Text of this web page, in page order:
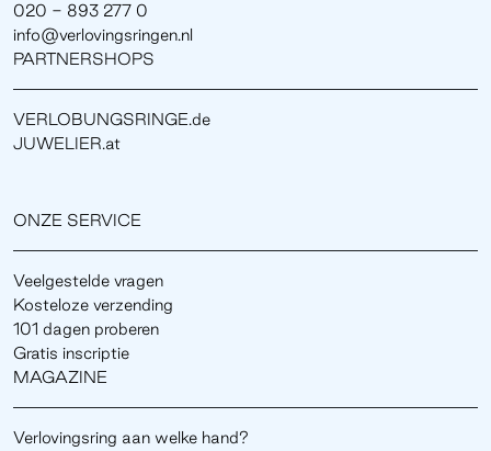
020 - 893 277 0
info@verlovingsringen.nl
PARTNERSHOPS
VERLOBUNGSRINGE.de
JUWELIER.at
ONZE SERVICE
Veelgestelde vragen
Kosteloze verzending
101 dagen proberen
Gratis inscriptie
MAGAZINE
Verlovingsring aan welke hand?